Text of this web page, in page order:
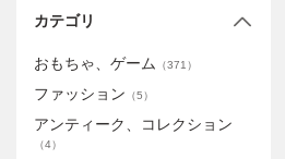
カテゴリ
おもちゃ、ゲーム （371 ）
ファッション （5）
アンティーク、コレクション
（4）